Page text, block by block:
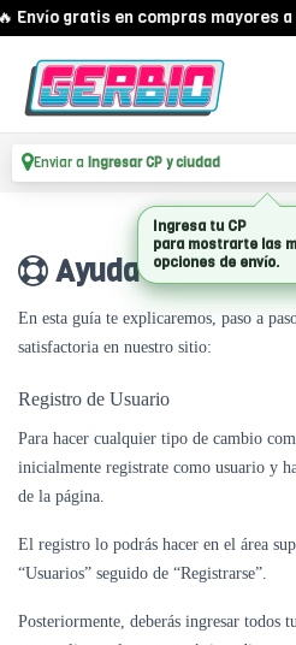
Envío gratis en compras mayores a
Enviar a Ingresar CP y ciudad
Ayuda
En esta guía te explicaremos, paso a
satisfactoria en nuestro sitio:
Registro de Usuario
Para hacer cualquier tipo de cambio
inicialmente registrate como usuario y
de la página.
El registro lo podrás hacer en el área
“Usuarios” seguido de “Registrarse”.
Posteriormente, deberás ingresar todos
Ingresa tu CP
para mostrarte las
opciones de envío.